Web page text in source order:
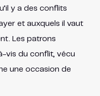
y a des conflits
et auxquels il vaut
Les patrons
vis du conflit, vécu
une occasion de